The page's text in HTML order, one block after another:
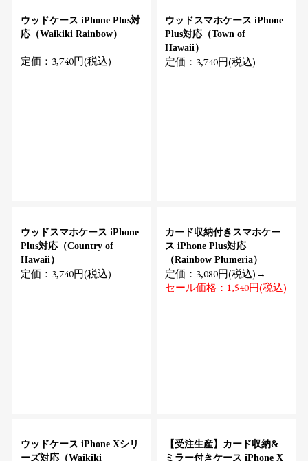
ウッドケース iPhone Plus対
応（Waikiki Rainbow）
定価：3,740円(税込)
ウッドスマホケース iPhone
Plus対応（Town of
Hawaii）
定価：3,740円(税込)
ウッドスマホケース iPhone
Plus対応（Country of
Hawaii）
定価：3,740円(税込)
カード収納付きスマホケー
ス iPhone Plus対応
（Rainbow Plumeria）
定価：3,080円(税込)→
セール価格：1,540円(税込)
ウッドケース iPhone Xシリ
ーズ対応（Waikiki
【受注生産】カード収納&
ミラー付きケース iPhone X